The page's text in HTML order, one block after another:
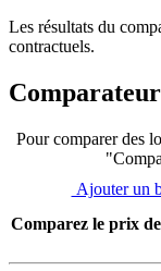
Les résultats du
contractuels.
Pour comparer des
Ajouter un
Comparez le prix